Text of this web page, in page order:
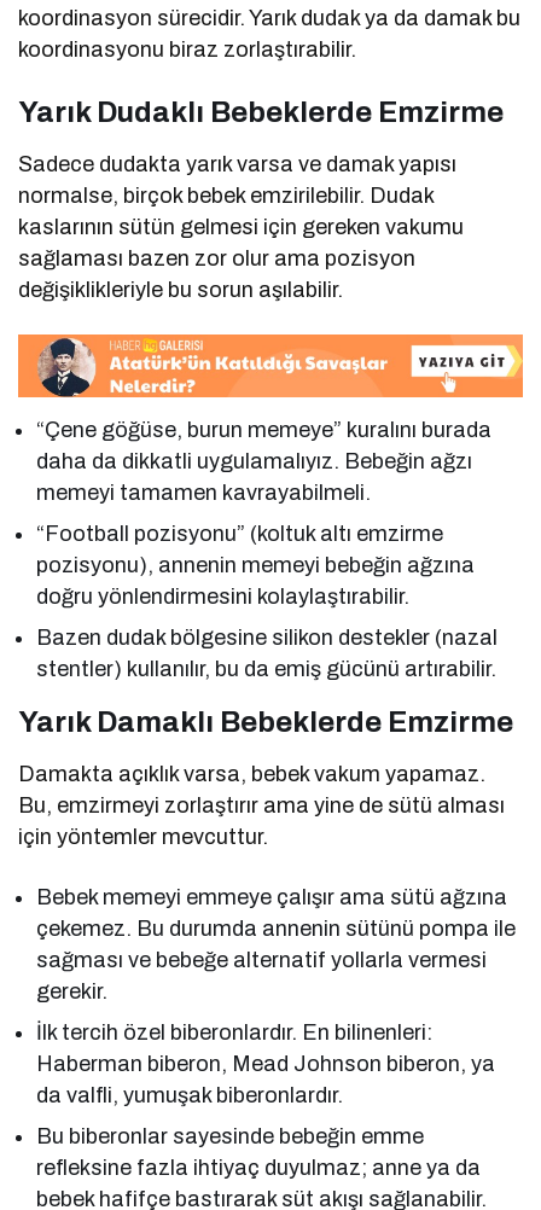
koordinasyon sürecidir. Yarık dudak ya da damak bu
koordinasyonu biraz zorlaştırabilir.
Yarık Dudaklı Bebeklerde Emzirme
Sadece dudakta yarık varsa ve damak yapısı
normalse, birçok bebek emzirilebilir. Dudak
kaslarının sütün gelmesi için gereken vakumu
sağlaması bazen zor olur ama pozisyon
değişiklikleriyle bu sorun aşılabilir.
“Çene göğüse, burun memeye” kuralını burada
daha da dikkatli uygulamalıyız. Bebeğin ağzı
memeyi tamamen kavrayabilmeli.
“Football pozisyonu” (koltuk altı emzirme
pozisyonu), annenin memeyi bebeğin ağzına
doğru yönlendirmesini kolaylaştırabilir.
Bazen dudak bölgesine silikon destekler (nazal
stentler) kullanılır, bu da emiş gücünü artırabilir.
Yarık Damaklı Bebeklerde Emzirme
Damakta açıklık varsa, bebek vakum yapamaz.
Bu, emzirmeyi zorlaştırır ama yine de sütü alması
için yöntemler mevcuttur.
Bebek memeyi emmeye çalışır ama sütü ağzına
çekemez. Bu durumda annenin sütünü pompa ile
sağması ve bebeğe alternatif yollarla vermesi
gerekir.
İlk tercih özel biberonlardır. En bilinenleri:
Haberman biberon, Mead Johnson biberon, ya
da valfli, yumuşak biberonlardır.
Bu biberonlar sayesinde bebeğin emme
refleksine fazla ihtiyaç duyulmaz; anne ya da
bebek hafifçe bastırarak süt akışı sağlanabilir.